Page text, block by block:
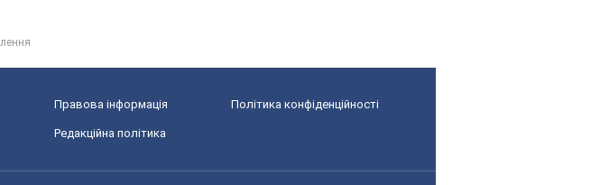
Правова інформація Політика конфіденційності
Редакційна політика